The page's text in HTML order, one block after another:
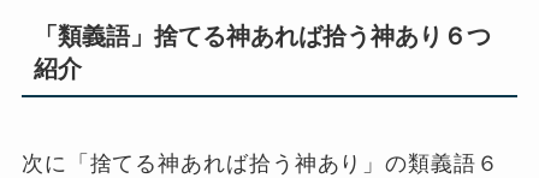
「類義語」捨てる神あれば拾う神あり６つ
紹介
次に「捨てる神あれば拾う神あり」の類義語６